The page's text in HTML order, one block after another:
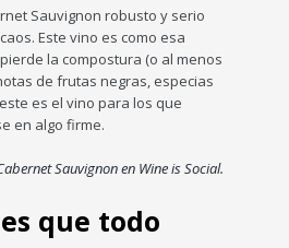
Sauvignon robusto y serio
Este vino es como esa
la compostura (o al menos
de frutas negras, especias
es el vino para los que
en algo firme.
Sauvignon en Wine is Social.
que todo